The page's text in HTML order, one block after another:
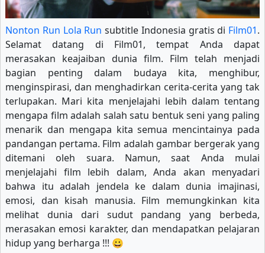
Nonton Run Lola Run subtitle Indonesia gratis di Film01.
Selamat datang di Film01, tempat Anda dapat
merasakan keajaiban dunia film. Film telah menjadi
bagian penting dalam budaya kita, menghibur,
menginspirasi, dan menghadirkan cerita-cerita yang tak
terlupakan. Mari kita menjelajahi lebih dalam tentang
mengapa film adalah salah satu bentuk seni yang paling
menarik dan mengapa kita semua mencintainya pada
pandangan pertama. Film adalah gambar bergerak yang
ditemani oleh suara. Namun, saat Anda mulai
menjelajahi film lebih dalam, Anda akan menyadari
bahwa itu adalah jendela ke dalam dunia imajinasi,
emosi, dan kisah manusia. Film memungkinkan kita
melihat dunia dari sudut pandang yang berbeda,
merasakan emosi karakter, dan mendapatkan pelajaran
hidup yang berharga !!! 😀